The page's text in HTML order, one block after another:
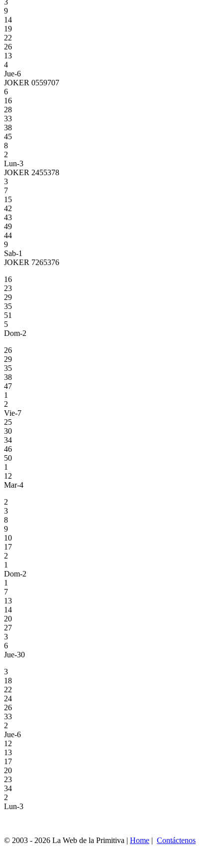
9
14
19
22
26
13
4
Jue-6
JOKER 0559707
6
16
28
33
38
45
8
2
Lun-3
JOKER 2455378
3
7
15
42
43
49
44
9
Sab-1
JOKER 7265376
16
23
29
35
51
5
Dom-2
26
29
35
38
47
1
2
Vie-7
25
30
34
46
50
1
12
Mar-4
2
3
8
9
10
17
2
1
Dom-2
1
7
13
14
20
27
3
6
Jue-30
3
18
22
24
26
33
2
Jue-6
12
13
17
20
23
34
2
Lun-3
© 2003 - 2026 La Web de la Primitiva | Home | Contáctenos